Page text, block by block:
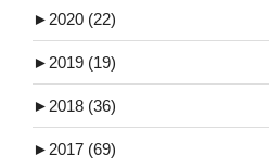
► 2020 (22)
► 2019 (19)
► 2018 (36)
► 2017 (69)